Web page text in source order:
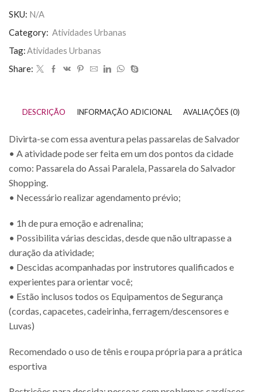
SKU: N/A
Category: Atividades Urbanas
Tag: Atividades Urbanas
Share:
DESCRIÇÃO INFORMAÇÃO ADICIONAL AVALIAÇÕES (0)
Divirta-se com essa aventura pelas passarelas de Salvador
• A atividade pode ser feita em um dos pontos da cidade
como: Passarela do Assai Paralela, Passarela do Salvador
Shopping.
• Necessário realizar agendamento prévio;
• 1h de pura emoção e adrenalina;
• Possibilita várias descidas, desde que não ultrapasse a
duração da atividade;
• Descidas acompanhadas por instrutores qualificados e
experientes para orientar você;
• Estão inclusos todos os Equipamentos de Segurança
(cordas, capacetes, cadeirinha, ferragem/descensores e
Luvas)
Recomendado o uso de tênis e roupa própria para a prática
esportiva